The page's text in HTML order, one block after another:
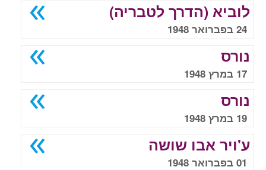
לוביא (הדרך לטבריה)
24 בפברואר 1948
נורס
17 במרץ 1948
נורס
19 במרץ 1948
ע'ויר אבו שושה
01 בפברואר 1948